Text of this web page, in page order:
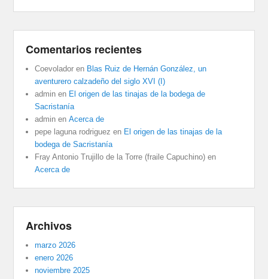
Comentarios recientes
Coevolador en Blas Ruiz de Hernán González, un
aventurero calzadeño del siglo XVI (I)
admin en El origen de las tinajas de la bodega de
Sacristanía
admin enAcerca de
pepe laguna rodriguez en El origen de las tinajas de la
bodega de Sacristanía
Fray Antonio Trujillo de la Torre (fraile Capuchino) en
Acerca de
Archivos
marzo 2026
enero 2026
noviembre 2025